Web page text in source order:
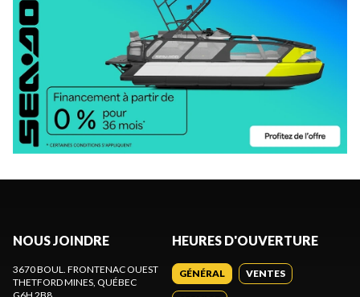
NOUS JOINDRE
3670 BOUL. FRONTENAC OUEST
THETFORD MINES , QUÉBEC
HEURES D'OUVERTURE
GÉNÉRAL VENTES